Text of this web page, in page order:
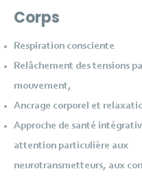
Corps
Respiration consciente
Relâchement des tensions
mouvement,
Ancrage corporel et
Approche de santé
attention particulière aux
neurotransmetteurs, aux